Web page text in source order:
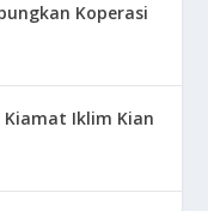
Koperasi
Kiamat Iklim Kian